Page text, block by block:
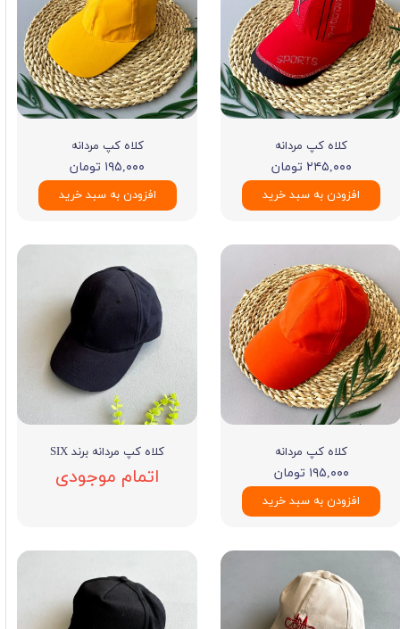
کلاه کپ مردانه
۲۴۵,۰۰۰ تومان
افزودن به سبد خرید
کلاه کپ مردانه
۱۹۵,۰۰۰ تومان
افزودن به سبد خرید
کلاه کپ مردانه
۱۹۵,۰۰۰ تومان
افزودن به سبد خرید
کلاه کپ مردانه برند SIX
اتمام موجودی